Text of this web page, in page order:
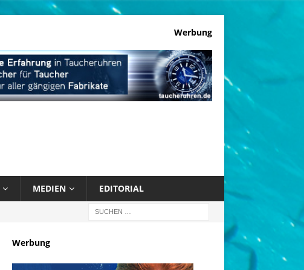
Werbung
MEDIEN EDITORIAL
Werbung